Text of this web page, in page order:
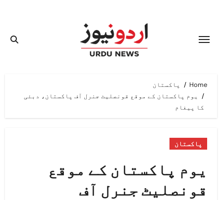
content
Home
پاکستان
یوم پاکستان کے موقع قونصلیٹ جنرل آف پاکستان، دبئی
کا پیغام
پاکستان
یوم پاکستان کے موقع
قونصلیٹ جنرل آف